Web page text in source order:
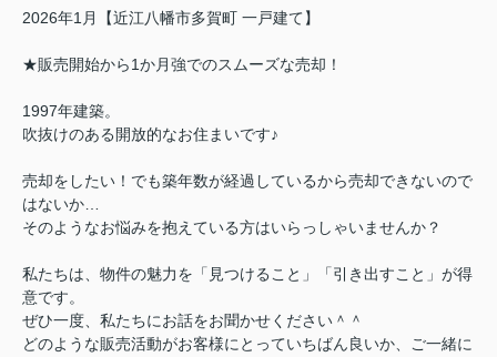
2026年1月【近江八幡市多賀町 一戸建て】
★販売開始から1か月強でのスムーズな売却！
1997年建築。
吹抜けのある開放的なお住まいです♪
売却をしたい！でも築年数が経過しているから売却できないので
はないか…
そのようなお悩みを抱えている方はいらっしゃいませんか？
私たちは、物件の魅力を「見つけること」「引き出すこと」が得
意です。
ぜひ一度、私たちにお話をお聞かせください＾＾
どのような販売活動がお客様にとっていちばん良いか、ご一緒に